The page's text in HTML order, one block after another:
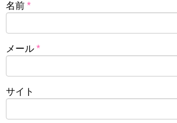
名前 *
メール *
サイト